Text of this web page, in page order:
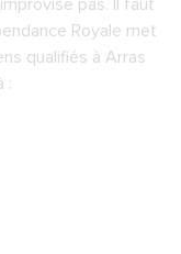
pas. Il faut
Royale met
qualifiés à Arras
: